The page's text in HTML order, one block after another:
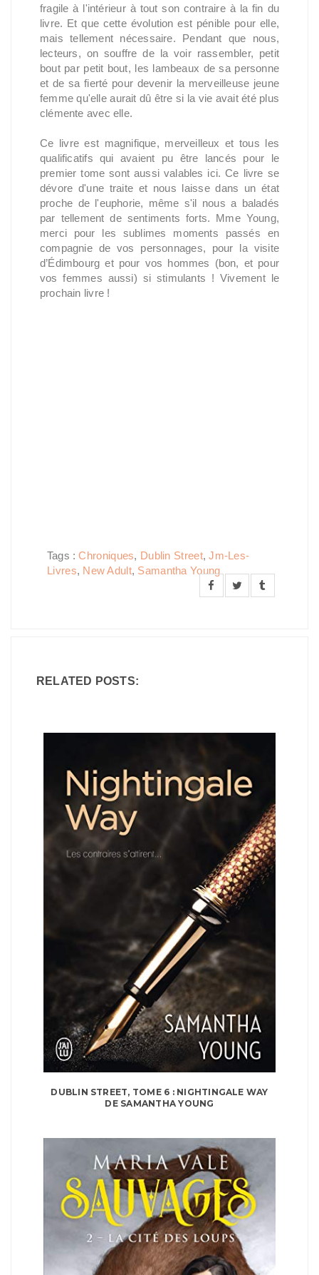
fragile à l'intérieur à tout son contraire à la fin du
livre. Et que cette évolution est pénible pour elle,
mais tellement nécessaire. Pendant que nous,
lecteurs, on souffre de la voir rassembler, petit
bout par petit bout, les lambeaux de sa personne
et de sa fierté pour devenir la merveilleuse jeune
femme qu'elle aurait dû être si la vie avait été plus
clémente avec elle.
Ce livre est magnifique, merveilleux et tous les
qualificatifs qui avaient pu être lancés pour le
premier tome sont aussi valables ici. Ce livre se
dévore d'une traite et nous laisse dans un état
proche de l'euphorie, même s'il nous a baladés
par tellement de sentiments forts. Mme Young,
merci pour les sublimes moments passés en
compagnie de vos personnages, pour la visite
d’Édimbourg et pour vos hommes (bon, et pour
vos femmes aussi) si stimulants ! Vivement le
prochain livre !
Tags :Chroniques, Dublin Street,Jm-Les-
Livres, New Adult, Samantha Young
RELATED POSTS:
DUBLIN STREET, TOME 6 : NIGHTINGALE WAY
DE SAMANTHA YOUNG